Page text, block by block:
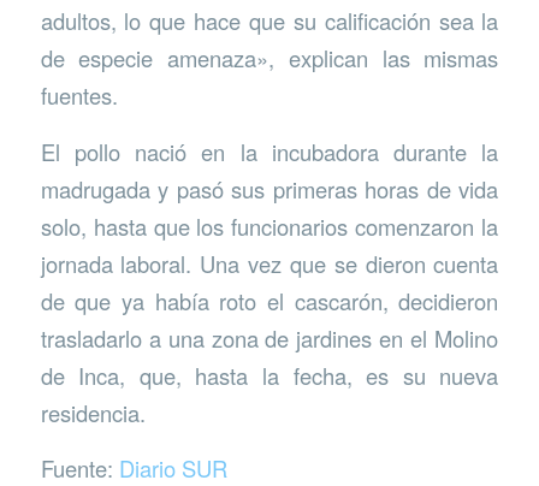
adultos, lo que hace que su calificación sea la
de especie amenaza», explican las mismas
fuentes.
El pollo nació en la incubadora durante la
madrugada y pasó sus primeras horas de vida
solo, hasta que los funcionarios comenzaron la
jornada laboral. Una vez que se dieron cuenta
de que ya había roto el cascarón, decidieron
trasladarlo a una zona de jardines en el Molino
de Inca, que, hasta la fecha, es su nueva
residencia.
Fuente: Diario SUR